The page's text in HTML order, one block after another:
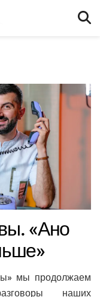
«Ано
мы продолжаем
наших